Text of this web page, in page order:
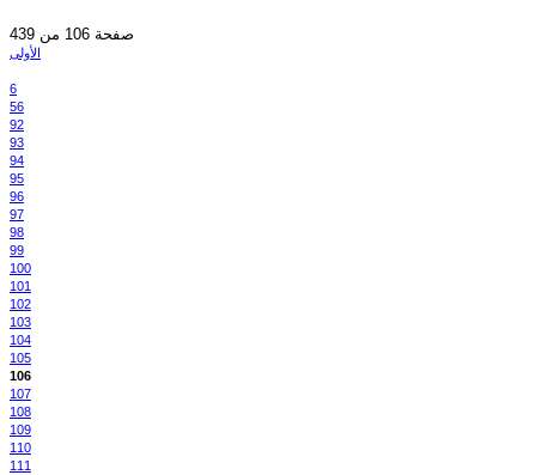
صفحة 106 من 439
الأولى
6
56
92
93
94
95
96
97
98
99
100
101
102
103
104
105
106
107
108
109
110
111